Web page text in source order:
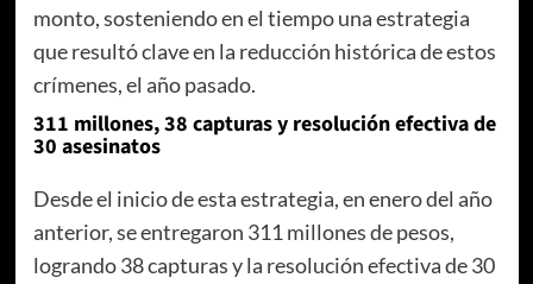
monto, sosteniendo en el tiempo una estrategia
que resultó clave en la reducción histórica de estos
crímenes, el año pasado.
311 millones, 38 capturas y resolución efectiva de
30 asesinatos
Desde el inicio de esta estrategia, en enero del año
anterior, se entregaron 311 millones de pesos,
logrando 38 capturas y la resolución efectiva de 30